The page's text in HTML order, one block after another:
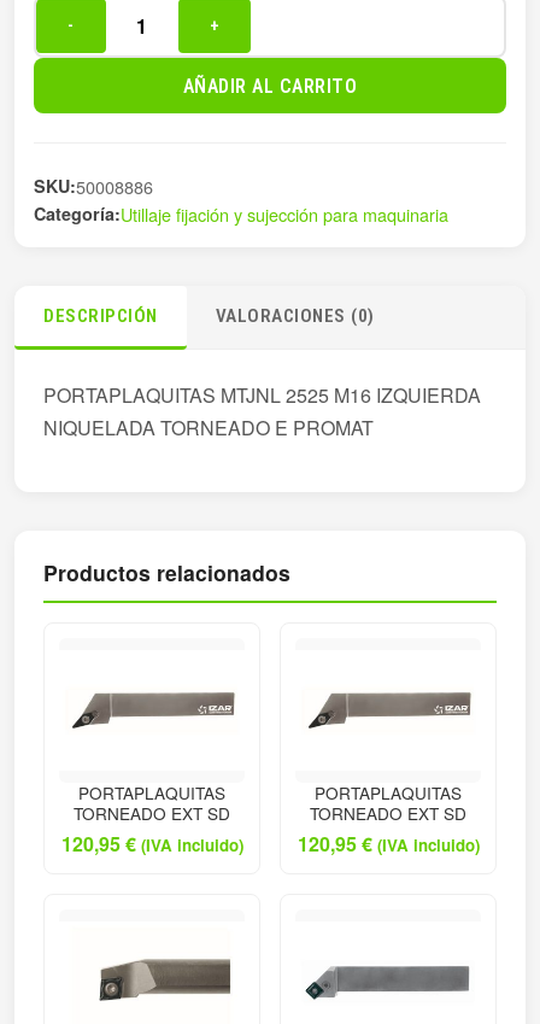
PORTAPLAQUITAS
MTJNL
- +
AÑADIR AL CARRITO
SKU:50008886
Categoría:Utillaje fijación y sujección para maquinaria
DESCRIPCIÓN VALORACIONES (0)
PORTAPLAQUITAS MTJNL 2525 M16 IZQUIERDA
NIQUELADA TORNEADO E PROMAT
Productos relacionados
PORTAPLAQUITAS
TORNEADO EXT SD
120,95€ (IVA incluido)
PORTAPLAQUITAS
TORNEADO EXT SD
120,95€ (IVA incluido)